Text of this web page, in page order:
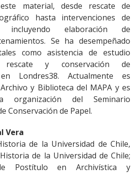
material, desde rescate de
hasta intervenciones de
incluyendo elaboración de
Se ha desempeñado
como asistencia de estudio
rescate y conservación de
Londres38. Actualmente es
y Biblioteca del MAPA y es
del Seminario
Conservación de Papel.
Vera
de la Universidad de Chile,
de la Universidad de Chile;
Postítulo en Archivística y